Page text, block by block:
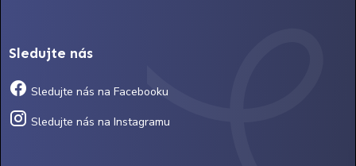
Sledujte nás
Sledujte nás na Facebooku
Sledujte nás na Instagramu